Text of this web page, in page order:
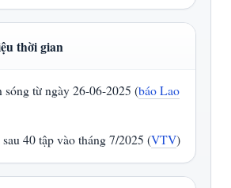
thời gian
sóng từ ngày 26-06-2025 (báo Lao
40 tập vào tháng 7/2025 (VTV)